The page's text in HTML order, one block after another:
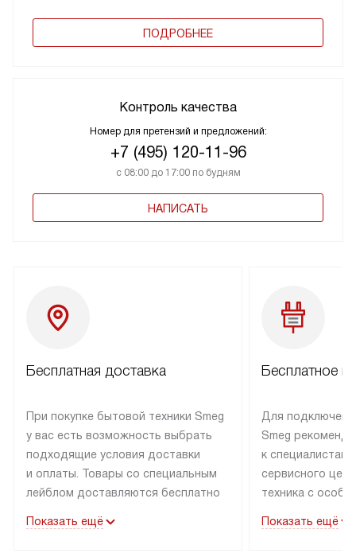
ПОДРОБНЕЕ
Контроль качества
Номер для претензий и предложений:
+7 (495) 120-11-96
с 08:00 до 17:00 по будням
НАПИСАТЬ
Бесплатная доставка
При покупке бытовой техники Smeg
у вас есть возможность выбрать
подходящие условия доставки
и оплаты. Товары со специальным
лейблом доставляются бесплатно
до подъезда. Доставка за пределы
Показать ещё
Бесплатное
Для
Smeg
к специалистам
сервисного
техника с
коммуникациям.
Показать ещё